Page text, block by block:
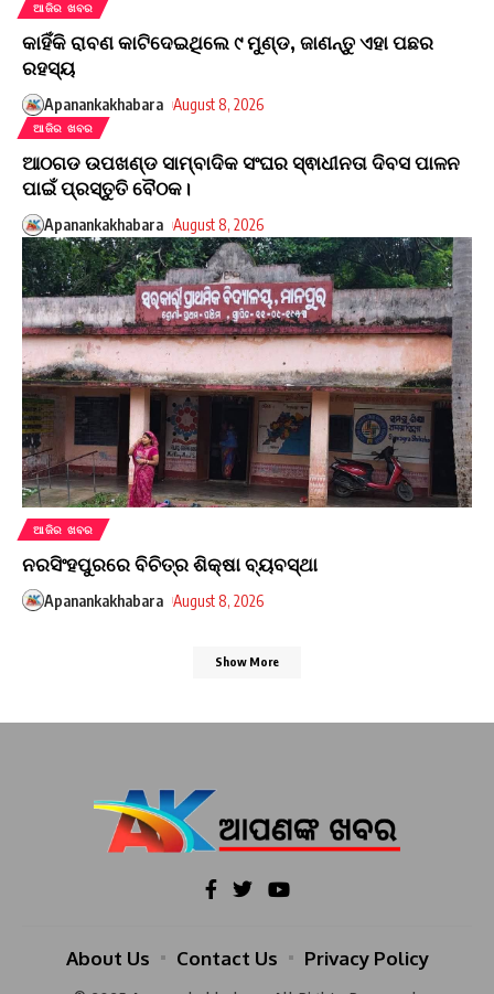
ଆଜିର ଖବର
କାହିଁକି ରାବଣ କାଟିଦେଇଥିଲେ ୯ ମୁଣ୍ଡ, ଜାଣନ୍ତୁ ଏହା ପଛର
ରହସ୍ୟ
Apanankakhabara August 8, 2026
ଆଜିର ଖବର
ଆଠଗଡ ଉପଖଣ୍ଡ ସାମ୍ବାଦିକ ସଂଘର ସ୍ଵାଧୀନତା ଦିବସ ପାଳନ
ପାଇଁ ପ୍ରସ୍ତୁତି ବୈଠକ।
Apanankakhabara August 8, 2026
ଆଜିର ଖବର
ନରସିଂହପୁରରେ ବିଚିତ୍ର ଶିକ୍ଷା ବ୍ୟବସ୍ଥା
Apanankakhabara August 8, 2026
Show More
About Us Contact Us Privacy Policy